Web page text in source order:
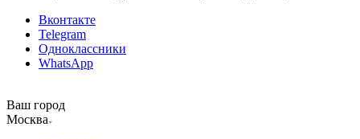
Вконтакте
Telegram
Одноклассники
WhatsApp
Ваш город
Москва